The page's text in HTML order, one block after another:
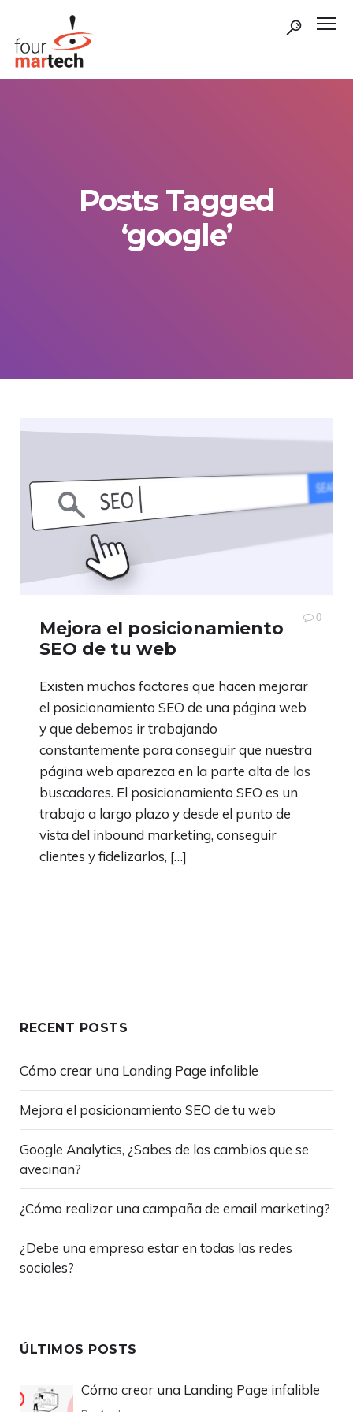
Posts Tagged
‘google’
Mejora el posicionamiento
SEO de tu web
0
Existen muchos factores que hacen mejorar
el posicionamiento SEO de una página web
y que debemos ir trabajando
constantemente para conseguir que nuestra
página web aparezca en la parte alta de los
buscadores. El posicionamiento SEO es un
trabajo a largo plazo y desde el punto de
vista del inbound marketing, conseguir
clientes y fidelizarlos, […]
RECENT POSTS
Cómo crear una Landing Page infalible
Mejora el posicionamiento SEO de tu web
Google Analytics, ¿Sabes de los cambios que se
avecinan?
¿Cómo realizar una campaña de email marketing?
¿Debe una empresa estar en todas las redes
sociales?
ÚLTIMOS POSTS
Cómo crear una Landing Page infalible